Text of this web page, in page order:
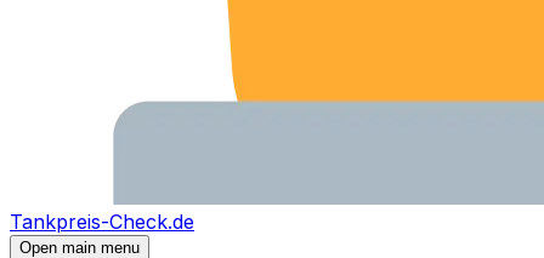
Tankpreis-Check.de
Open main menu